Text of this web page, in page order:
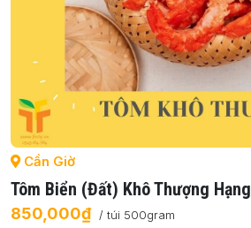
Cần Giờ
Tôm Biển (đất) Khô Thượng Hạng
850,000₫ / túi 500gram